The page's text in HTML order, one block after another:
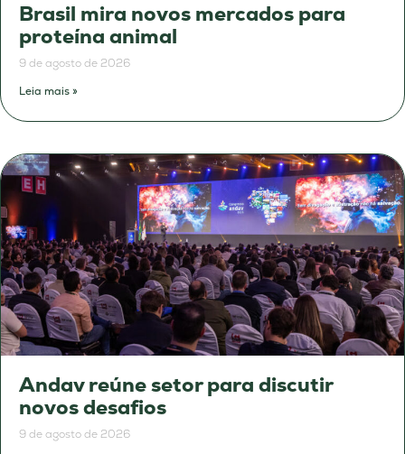
Brasil mira novos mercados para
proteína animal
9 de agosto de 2026
Leia mais »
Andav reúne setor para discutir
novos desafios
9 de agosto de 2026